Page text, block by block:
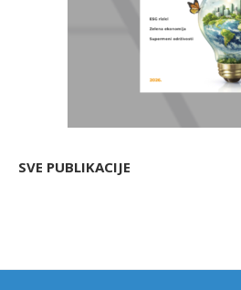
SVE PUBLIKACIJE